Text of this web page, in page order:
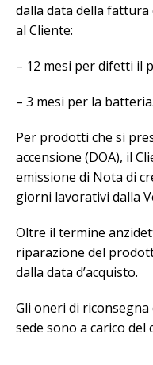
dalla data della fattura
al Cliente:
– 12 mesi per difetti il
– 3 mesi per la batteria.
Per prodotti che si
accensione (DOA), il
emissione di Nota di
giorni lavorativi dalla
Oltre il termine
riparazione del
dalla data d’acquisto.
Gli oneri di
sede sono a carico del